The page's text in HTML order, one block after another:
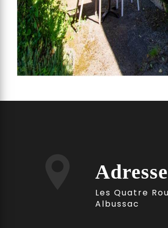
Adresse
Les Quatre Routes, 19380
Albussac